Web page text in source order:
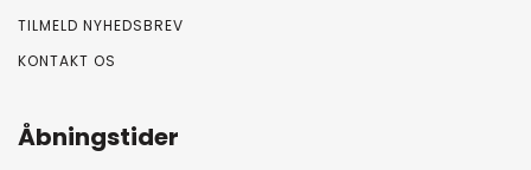
TILMELD NYHEDSBREV
KONTAKT OS
Åbningstider